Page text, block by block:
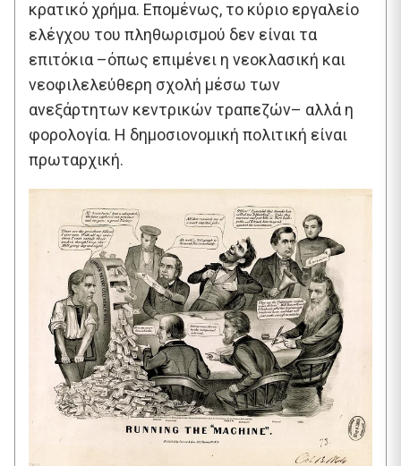
κρατικό χρήμα. Επομένως, το κύριο εργαλείο
ελέγχου του πληθωρισμού δεν είναι τα
επιτόκια –όπως επιμένει η νεοκλασική και
νεοφιλελεύθερη σχολή μέσω των
ανεξάρτητων κεντρικών τραπεζών– αλλά η
φορολογία. Η δημοσιονομική πολιτική είναι
πρωταρχική.